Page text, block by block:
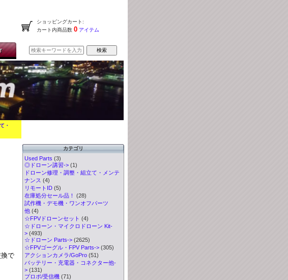
ショッピングカート:
カート内商品数 0アイテム
・
で
カテゴリ
Used Parts (3)
◎ドローン講習->(1)
ドローン修理・調整・組立て・メンテ
ナンス (4)
リモートID(5)
在庫処分セール品！
(28)
試作機・デモ機・ワンオフパーツ
他(4)
☆FPVドローンセット (4)
☆ドローン・マイクロドローン Kit-
>(493)
☆ドローン Parts->(2625)
☆FPVゴーグル・FPV Parts->(305)
アクションカメラ/GoPro(51)
バッテリー・充電器・コネクター他-
>(131)
プロポ/受信機(71)